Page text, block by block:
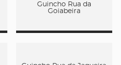
Guincho Rua da
Goiabeira